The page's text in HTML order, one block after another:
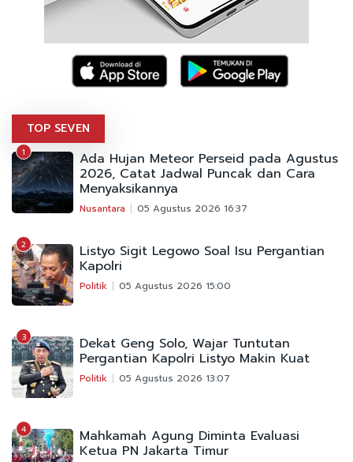
TOP SEVEN
1 Ada Hujan Meteor Perseid pada Agustus
2026, Catat Jadwal Puncak dan Cara
Menyaksikannya
Nusantara 05 Agustus 2026 16:37
2 Listyo Sigit Legowo Soal Isu Pergantian
Kapolri
Politik 05 Agustus 2026 15:00
3 Dekat Geng Solo, Wajar Tuntutan
Pergantian Kapolri Listyo Makin Kuat
Politik 05 Agustus 2026 13:07
4 Mahkamah Agung Diminta Evaluasi
Ketua PN Jakarta Timur